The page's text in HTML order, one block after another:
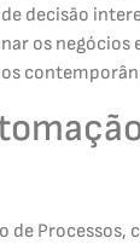
decisão
os negócios
de Processos,